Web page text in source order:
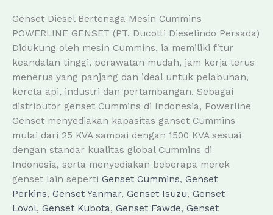
Genset Diesel Bertenaga Mesin Cummins
POWERLINE GENSET (PT. Ducotti Dieselindo Persada)
Didukung oleh mesin Cummins, ia memiliki fitur
keandalan tinggi, perawatan mudah, jam kerja terus
menerus yang panjang dan ideal untuk pelabuhan,
kereta api, industri dan pertambangan. Sebagai
distributor genset Cummins di Indonesia, Powerline
Genset menyediakan kapasitas ganset Cummins
mulai dari 25 KVA sampai dengan 1500 KVA sesuai
dengan standar kualitas global Cummins di
Indonesia, serta menyediakan beberapa merek
genset lain seperti Genset Cummins, Genset
Perkins, Genset Yanmar, Genset Isuzu, Genset
Lovol, Genset Kubota, Genset Fawde, Genset